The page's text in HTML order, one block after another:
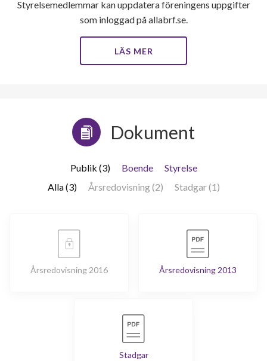
Styrelsemedlemmar kan uppdatera föreningens uppgifter
som inloggad på allabrf.se.
LÄS MER
Dokument
Publik (3) Boende
Styrelse
Alla (3)
Årsredovisning (2) Stadgar (1)
Årsredovisning 2016 Årsredovisning 2013
Stadgar